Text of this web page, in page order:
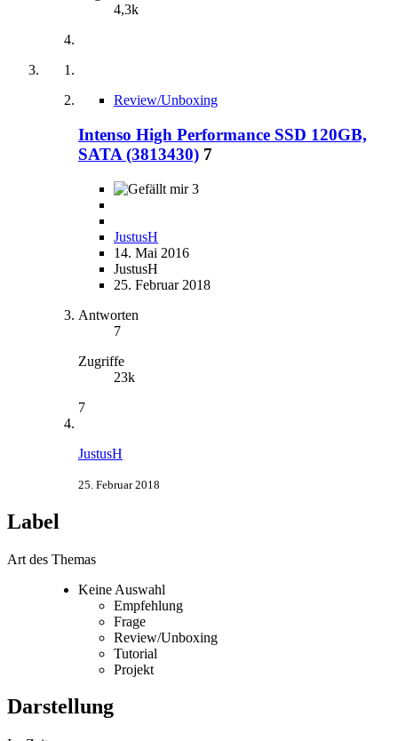
4,3k
Review/Unboxing
Intenso High Performance SSD 120GB,
SATA (3813430) 7
3
JustusH
14. Mai 2016
JustusH
25. Februar 2018
Antworten
7
Zugriffe
23k
7
JustusH
25. Februar 2018
Label
Art des Themas
Keine Auswahl
Empfehlung
Frage
Review/Unboxing
Tutorial
Projekt
Darstellung